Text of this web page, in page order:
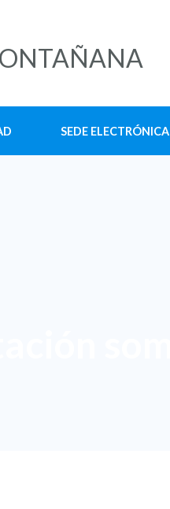
SEDE ELECTRÓNICA